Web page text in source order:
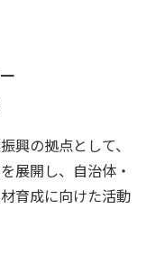
興の拠点として、
展開し、自治体・
育成に向けた活動